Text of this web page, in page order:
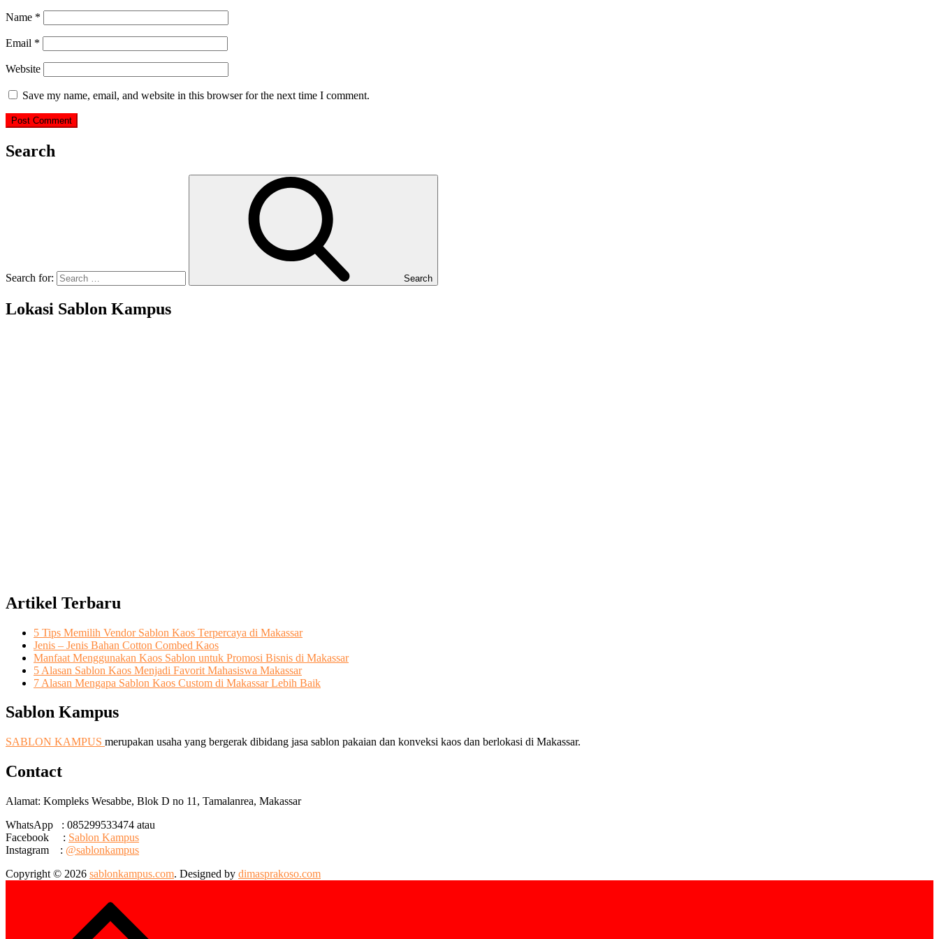
Name *
Email *
Website
Save my name, email, and website in this browser for the next time I comment.
Search
Search for: Search
Lokasi Sablon Kampus
Artikel Terbaru
5 Tips Memilih Vendor Sablon Kaos Terpercaya di Makassar
Jenis – Jenis Bahan Cotton Combed Kaos
Manfaat Menggunakan Kaos Sablon untuk Promosi Bisnis di Makassar
5 Alasan Sablon Kaos Menjadi Favorit Mahasiswa Makassar
7 Alasan Mengapa Sablon Kaos Custom di Makassar Lebih Baik
Sablon Kampus
SABLON KAMPUS merupakan usaha yang bergerak dibidang jasa sablon pakaian dan konveksi kaos dan berlokasi di Makassar.
Contact
Alamat: Kompleks Wesabbe, Blok D no 11, Tamalanrea, Makassar
WhatsApp : 085299533474 atau
Facebook : Sablon Kampus
Instagram : @sablonkampus
Copyright © 2026 sablonkampus.com. Designed by dimasprakoso.com